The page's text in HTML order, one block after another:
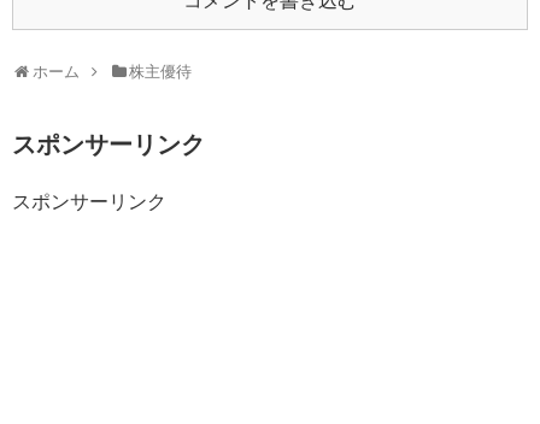
ホーム 株主優待
スポンサーリンク
スポンサーリンク